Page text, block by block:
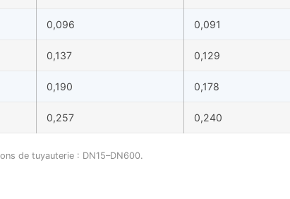
0,096 0,091
0,137 0,129
0,190 0,178
0,257 0,240
de tuyauterie : DN15–DN600.